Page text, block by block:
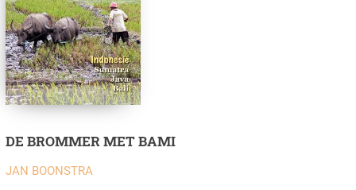
DE BROMMER MET BAMI
JAN BOONSTRA